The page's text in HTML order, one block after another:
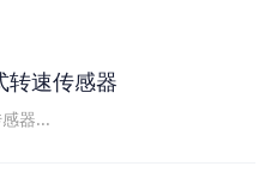
转速传感器
器...